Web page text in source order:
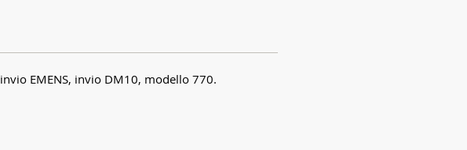
EMENS, invio DM10, modello 770.